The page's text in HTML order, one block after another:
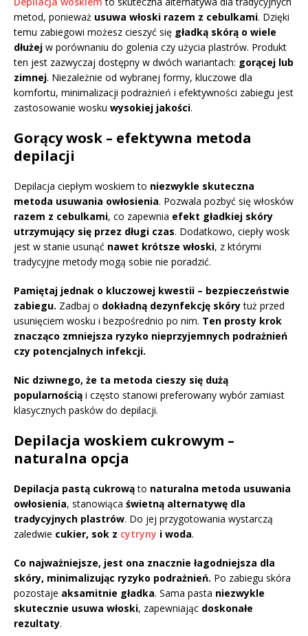
metod, ponieważ usuwa włoski razem z cebulkami. Dzięki
temu zabiegowi możesz cieszyć się gładką skórą o wiele
dłużej w porównaniu do golenia czy użycia plastrów. Produkt
ten jest zazwyczaj dostępny w dwóch wariantach: gorącej lub
zimnej. Niezależnie od wybranej formy, kluczowe dla
komfortu, minimalizacji podrażnień i efektywności zabiegu jest
zastosowanie wosku wysokiej jakości.
Gorący wosk – efektywna metoda
depilacji
Depilacja ciepłym woskiem to niezwykle skuteczna
metoda usuwania owłosienia. Pozwala pozbyć się włosków
razem z cebulkami, co zapewnia efekt gładkiej skóry
utrzymujący się przez długi czas. Dodatkowo, ciepły wosk
jest w stanie usunąć nawet krótsze włoski, z którymi
tradycyjne metody mogą sobie nie poradzić.
Pamiętaj jednak o kluczowej kwestii – bezpieczeństwie
zabiegu. Zadbaj o dokładną dezynfekcję skórytuż przed
usunięciem wosku i bezpośrednio po nim. Ten prosty krok
znacząco zmniejsza ryzyko nieprzyjemnych podrażnień
czy potencjalnych infekcji.
Nic dziwnego, że ta metoda cieszy się dużą
popularnością i często stanowi preferowany wybór zamiast
klasycznych pasków do depilacji.
Depilacja woskiem cukrowym –
naturalna opcja
Depilacja pastą cukrowąto naturalna metoda usuwania
owłosienia, stanowiąca świetną alternatywę dla
tradycyjnych plastrów. Do jej przygotowania wystarczą
zaledwie cukier, sok z cytryny i woda.
Co najważniejsze, jest ona znacznie łagodniejsza dla
skóry, minimalizując ryzyko podrażnień. Po zabiegu skóra
pozostaje aksamitnie gładka. Sama pasta niezwykle
skutecznie usuwa włoski, zapewniając doskonałe
rezultaty.